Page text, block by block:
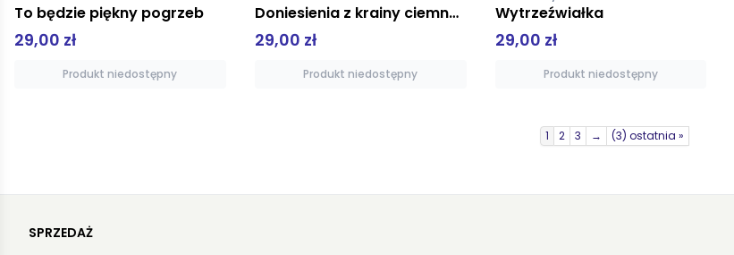
To będzie piękny pogrzeb
29,00 zł
Produkt niedostępny
Doniesienia z krainy ciemności
29,00 zł
Produkt niedostępny
Wytrzeźwiałka
29,00 zł
Produkt niedostępny
1 2 3 → (3) ostatnia »
SPRZEDAŻ